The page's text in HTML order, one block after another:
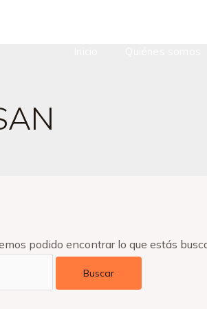
podido encontrar lo que estás